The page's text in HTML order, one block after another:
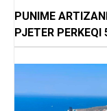
PUNIME
PJETER PERKEQI